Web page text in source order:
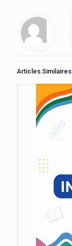
Articles Similaires